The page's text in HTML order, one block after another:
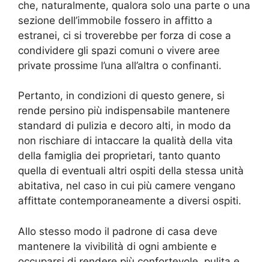
che, naturalmente, qualora solo una parte o una
sezione dell’immobile fossero in affitto a
estranei, ci si troverebbe per forza di cose a
condividere gli spazi comuni o vivere aree
private prossime l’una all’altra o confinanti.
Pertanto, in condizioni di questo genere, si
rende persino più indispensabile mantenere
standard di pulizia e decoro alti, in modo da
non rischiare di intaccare la qualità della vita
della famiglia dei proprietari, tanto quanto
quella di eventuali altri ospiti della stessa unità
abitativa, nel caso in cui più camere vengano
affittate contemporaneamente a diversi ospiti.
Allo stesso modo il padrone di casa deve
mantenere la vivibilità di ogni ambiente e